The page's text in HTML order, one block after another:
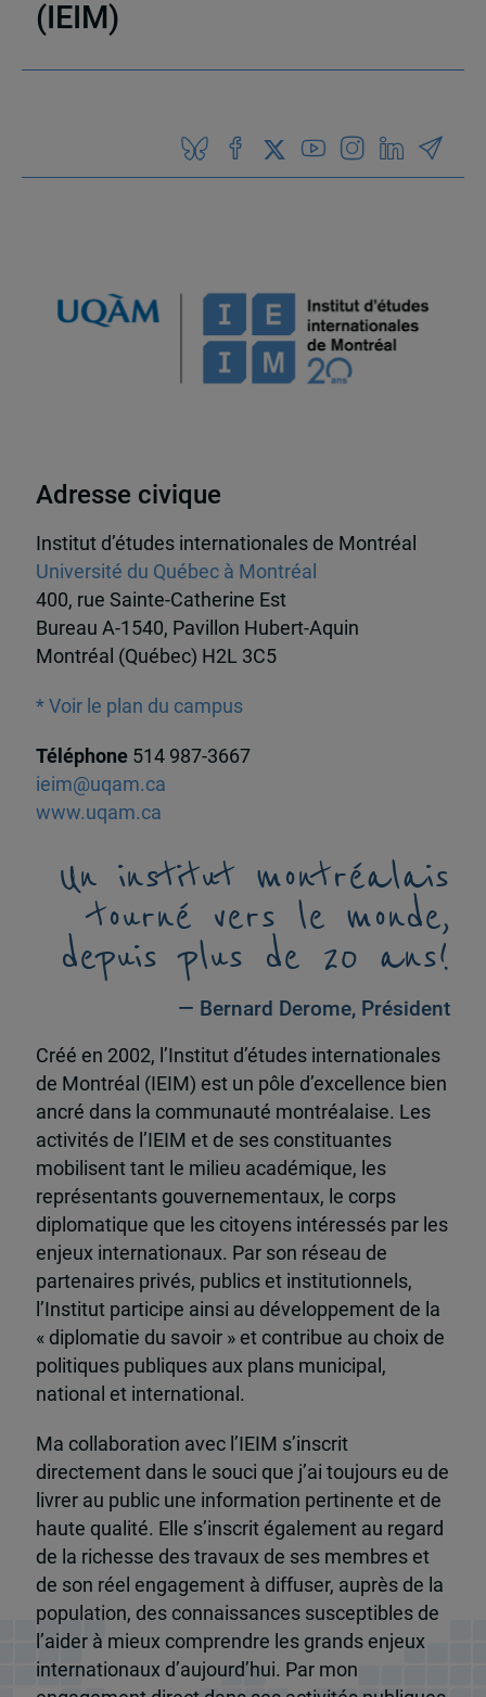
(IEIM)
Adresse civique
Institut d’études internationales de Montréal
Université du Québec à Montréal
400, rue Sainte-Catherine Est
Bureau A-1540, Pavillon Hubert-Aquin
Montréal (Québec) H2L 3C5
* Voir le plan du campus
Téléphone 514 987-3667
ieim@uqam.ca
www.uqam.ca
Un institut montréalais
tourné vers le monde,
depuis plus de 20 ans!
— Bernard Derome, Président
Créé en 2002, l’Institut d’études internationales
de Montréal (IEIM) est un pôle d’excellence bien
ancré dans la communauté montréalaise. Les
activités de l’IEIM et de ses constituantes
mobilisent tant le milieu académique, les
représentants gouvernementaux, le corps
diplomatique que les citoyens intéressés par les
enjeux internationaux. Par son réseau de
partenaires privés, publics et institutionnels,
l’Institut participe ainsi au développement de la
« diplomatie du savoir » et contribue au choix de
politiques publiques aux plans municipal,
national et international.
Ma collaboration avec l’IEIM s’inscrit
directement dans le souci que j’ai toujours eu de
livrer au public une information pertinente et de
haute qualité. Elle s’inscrit également au regard
de la richesse des travaux de ses membres et
de son réel engagement à diffuser, auprès de la
population, des connaissances susceptibles de
l’aider à mieux comprendre les grands enjeux
internationaux d’aujourd’hui. Par mon